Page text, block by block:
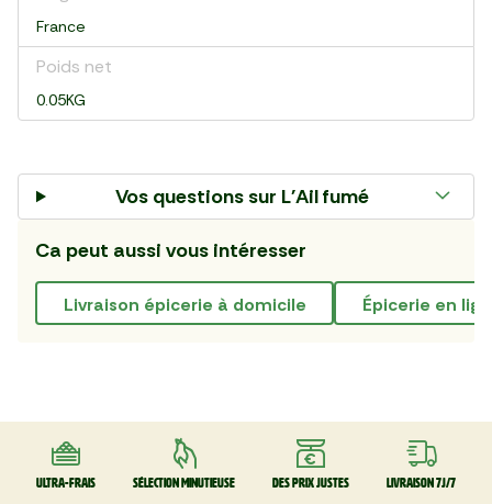
France
Poids net
0.05KG
Vos questions sur L'Ail fumé
Ca peut aussi vous intéresser
livraison épicerie à domicile épicerie en
Ultra-frais Sélection minutieuse Des prix justes Livraison 7J/7